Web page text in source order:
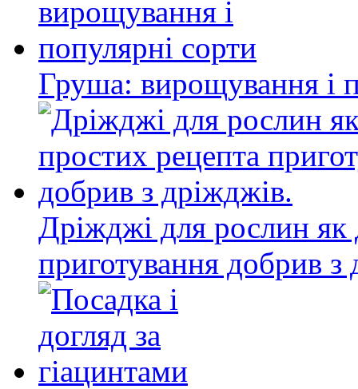
Груша: вирощування і
Дріжджі для рослин як
приготування добрив з